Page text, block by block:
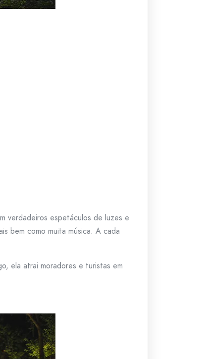
verdadeiros espetáculos de luzes e
bem como muita música. A cada
ela atrai moradores e turistas em